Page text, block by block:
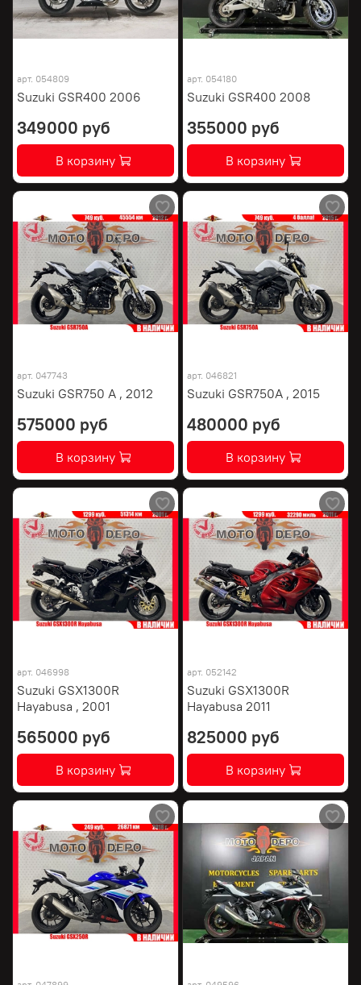
арт. 054809
Suzuki GSR400 2006
349000 руб
В корзину
арт. 054180
Suzuki GSR400 2008
355000 руб
В корзину
арт. 047743
Suzuki GSR750 A , 2012
575000 руб
В корзину
арт. 046821
Suzuki GSR750A , 2015
480000 руб
В корзину
арт. 046998
Suzuki GSX1300R
Hayabusa , 2001
565000 руб
В корзину
арт. 052142
Suzuki GSX1300R
Hayabusa 2011
825000 руб
В корзину